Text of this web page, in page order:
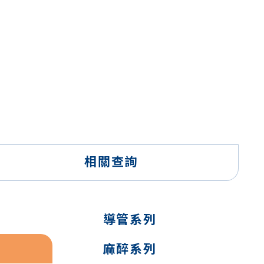
相關查詢
導管系列
麻醉系列